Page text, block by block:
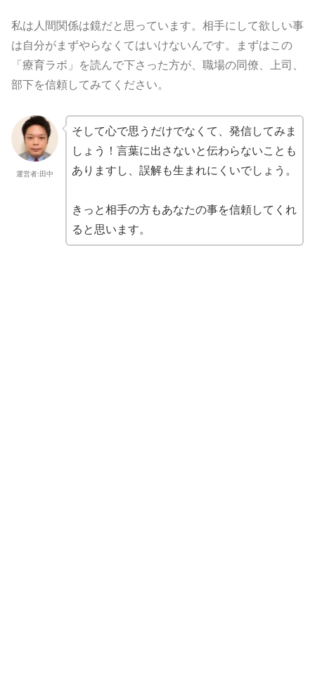
私は人間関係は鏡だと思っています。相手にして欲しい事
は自分がまずやらなくてはいけないんです。まずはこの
「療育ラボ」を読んで下さった方が、職場の同僚、上司、
部下を信頼してみてください。
運営者:田中
そして心で思うだけでなくて、発信してみま
しょう！言葉に出さないと伝わらないことも
ありますし、誤解も生まれにくいでしょう。
きっと相手の方もあなたの事を信頼してくれ
ると思います。